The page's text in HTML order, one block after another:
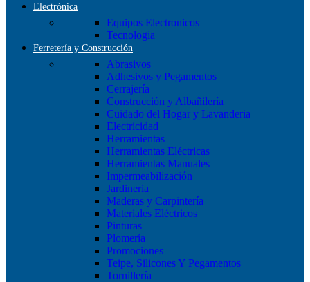
Electrónica
Equipos Electronicos
Tecnologia
Ferretería y Construcción
Abrasivos
Adhesivos y Pegamentos
Cerrajería
Construcción y Albañilería
Cuidado del Hogar y Lavanderia
Electricidad
Herramientas
Herramientas Eléctricas
Herramientas Manuales
Impermeabilización
Jardineria
Maderas y Carpintería
Materiales Eléctricos
Pinturas
Plomería
Promociones
Teipe, Silicones Y Pegamentos
Tornillería